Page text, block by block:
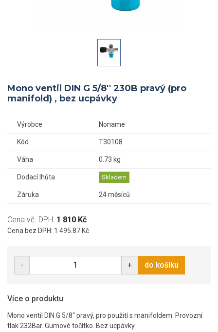
Mono ventil DIN G 5/8'' 230B pravý (pro
manifold) , bez ucpávky
Výrobce Noname
Kód T30108
Váha 0.73 kg
Dodací lhůta Skladem
Záruka 24 měsíců
Cena vč. DPH: 1 810 Kč
Cena bez DPH: 1 495.87 Kč
- + do košíku
Více o produktu
Mono ventil DIN G 5/8'' pravý, pro použití s manifoldem. Provozní
tlak 232Bar. Gumové točítko. Bez ucpávky.